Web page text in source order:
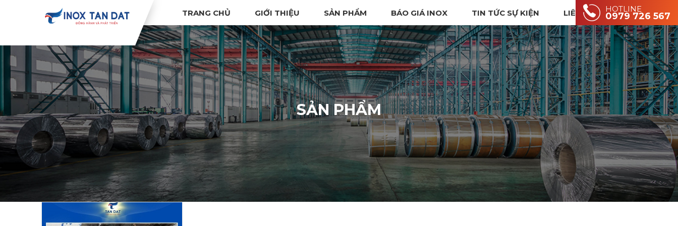
TRANG CHỦ GIỚI THIỆU SẢN PHẨM BÁO GIÁ INOX TIN TỨC SỰ KIỆN LIÊN HỆ HOTLINE
0979 726 567
SẢN PHẨM